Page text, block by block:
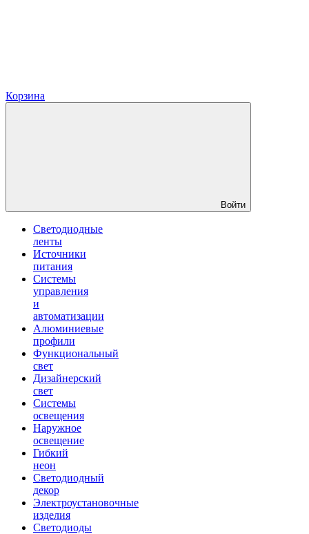
Корзина
Войти
Светодиодные
ленты
Источники
питания
Системы
управления
и
автоматизации
Алюминиевые
профили
Функциональный
свет
Дизайнерский
свет
Системы
освещения
Наружное
освещение
Гибкий
неон
Светодиодный
декор
Электроустановочные
изделия
Светодиоды